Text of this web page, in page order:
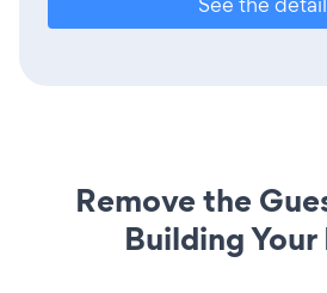
Remove the
Building Your